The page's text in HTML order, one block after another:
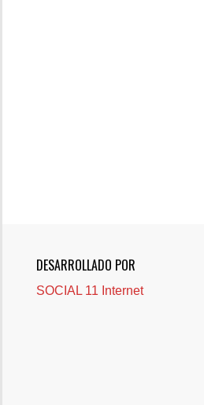
DESARROLLADO POR
SOCIAL 11 Internet